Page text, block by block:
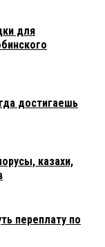
для
достигаешь
казахи,
переплату по